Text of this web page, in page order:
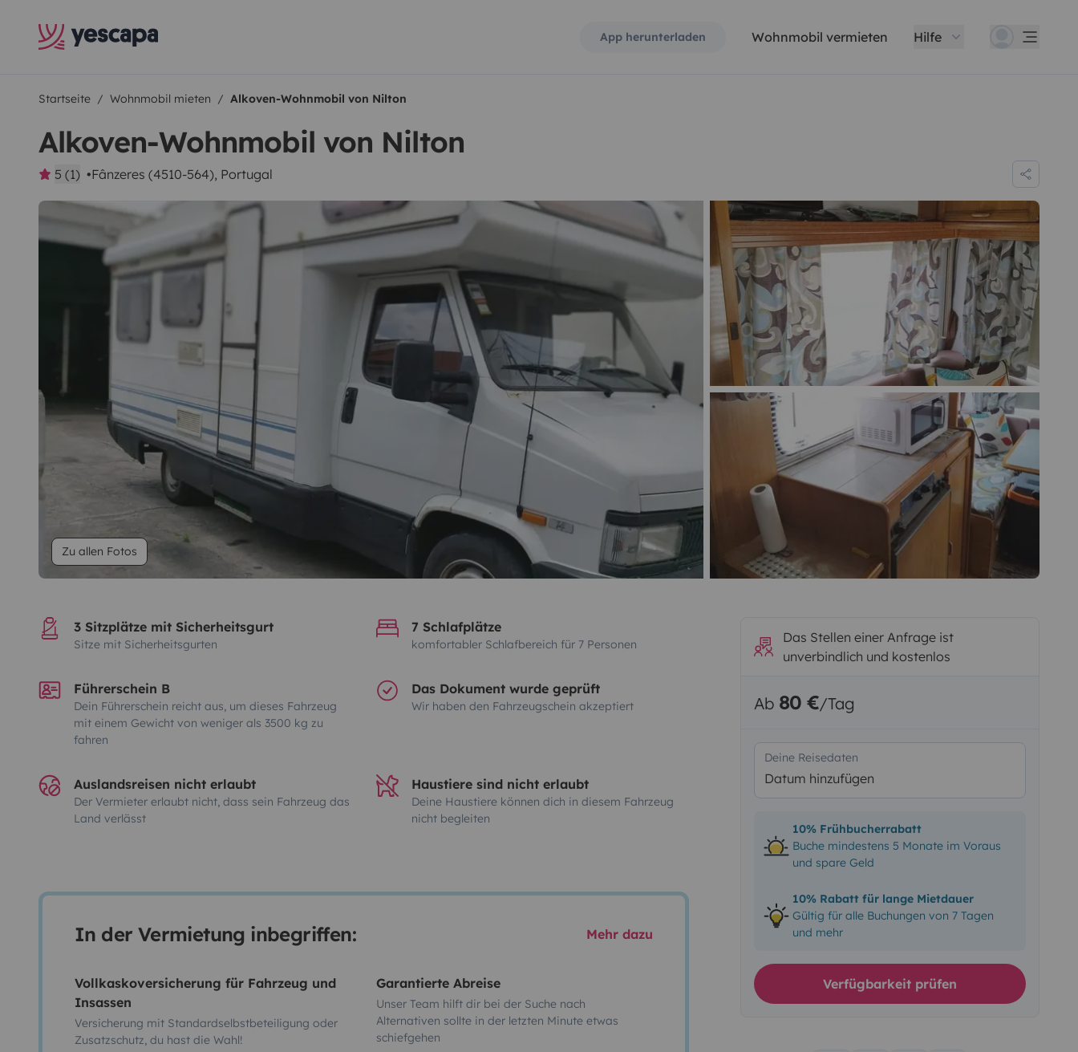
App herunterladen Wohnmobil vermieten Hilfe
Startseite Wohnmobil mieten Alkoven-Wohnmobil von Nilton
Alkoven-Wohnmobil von Nilton
5 (1) Fânzeres (4510-564), Portugal
Zu allen Fotos
3 Sitzplätze mit Sicherheitsgurt
Sitze mit Sicherheitsgurten
7 Schlafplätze
komfortabler Schlafbereich für 7 Personen
Führerschein B
Dein Führerschein reicht aus, um dieses Fahrzeug
mit einem Gewicht von weniger als 3500 kg zu
fahren
Das Dokument wurde geprüft
Wir haben den Fahrzeugschein akzeptiert
Auslandsreisen nicht erlaubt
Der Vermieter erlaubt nicht, dass sein Fahrzeug das
Land verlässt
Haustiere sind nicht erlaubt
Deine Haustiere können dich in diesem Fahrzeug
nicht begleiten
In der Vermietung inbegriffen: Mehr dazu
Vollkaskoversicherung für Fahrzeug und
Insassen
Versicherung mit Standardselbstbeteiligung oder
Zusatzschutz, du hast die Wahl!
Garantierte Abreise
Unser Team hilft dir bei der Suche nach
Alternativen sollte in der letzten Minute etwas
schiefgehen
Das Stellen einer Anfrage ist
unverbindlich und kostenlos
Ab 80 €/Tag
Deine Reisedaten
Datum hinzufügen
10% Frühbucherrabatt
Buche mindestens 5 Monate im Voraus
und spare Geld
10% Rabatt für lange Mietdauer
Gültig für alle Buchungen von 7 Tagen
und mehr
Verfügbarkeit prüfen